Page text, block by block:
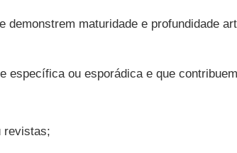
demonstrem maturidade e profundidade
específica ou esporádica e que
revistas;